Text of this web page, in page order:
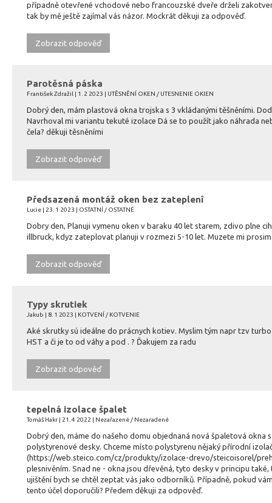
případně otevřené vchodové nebo francouzské dveře drželi
tak by mě ještě zajímal vás názor. Mockrát děkuji za odpověď.
Zobrazit odpověď
Parotěsná páska
František Zdražil | 1. 2 2023 | UTĚSNĚNÍ OKEN / UTESNENIE OKIEN
Dobrý den, mám plastová okna trojska s 3 vkládanými těšněními.
Navrhoval mi variantu tekuté izolace Dá se to použít jako náhrada
čela? děkuji těsněními
Zobrazit odpověď
Předsazená montáž oken bez zateplenî
Lucie | 23. 1 2023 | OSTATNÍ / OSTATNÉ
Dobry den, Planuji vymenu oken v baraku 40 let starem, zdivo plne
illbruck, kdyz zateplovat planuji v rozmezi 5-10 let. Muzete mi
Zobrazit odpověď
Typy skrutiek
Jakub | 8. 1 2023 | KOTVENÍ / KOTVENIE
Aké skrutky sú ideálne do prácnych kotiev. Myslim tým napr tzv
HST a či je to od váhy a pod . ? Ďakujem za radu
Zobrazit odpověď
tepelná izolace špalet
Tomáš Hakr | 21. 4 2022 | Nezařazené / Nezaradené
Dobrý den, máme do našeho domu objednaná nová špaletová
polystyrenové desky. Chceme místo polystyrenu nějaký přírodní
(https://web.steico.com/cz/produkty/izolace-drevo/steicoisorel/
plesnivěním. Snad ne - okna jsou dřevěná, tyto desky v principu
ujištění bych se chtěl zeptat vás jako odborníků. Případně, pokud
tento účel doporučili? Předem děkuji za odpověď.